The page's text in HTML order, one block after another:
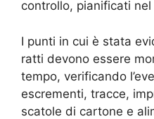
controllo, pianificati
I punti in cui è stata
ratti devono essere
tempo, verificando
escrementi, tracce,
scatole di cartone e